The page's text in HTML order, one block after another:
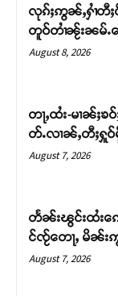
တႃႇႁႂ်ႈသဵင်
တ်ႇ တူဝ်ႈလု
ဝ်
လုၵ်ႈဢွၼ်ႇႁၢႆတီႈ
တူဝ်တၢႆၼႂ်းၼမ်ႉမ
August 8, 2026
တႃႇထႆး-မၢၼ်ႈၶ
တ်ႉလၢၼ်ႇတီႈႁူဝ်
August 7, 2026
တႅၼ်းၽွင်းထႆးၵေ
င်ၸႂ်တေႃႇ မိၼ်း
August 7, 2026